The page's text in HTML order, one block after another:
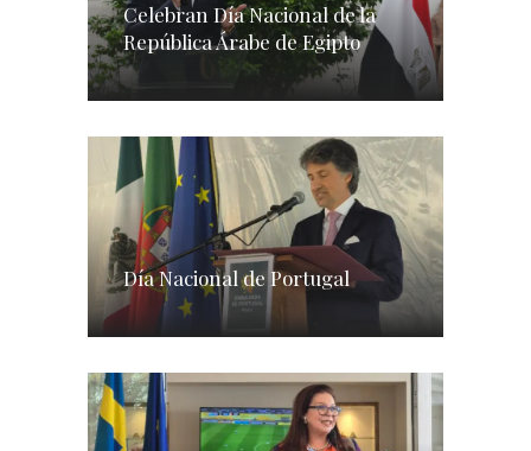
Celebran Día Nacional de la
República Árabe de Egipto
Día Nacional de Portugal